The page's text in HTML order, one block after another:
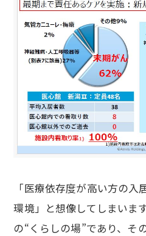
「医療依存度が高い方の
環境」と想像してしまいま
の“くらしの場”であり、そ